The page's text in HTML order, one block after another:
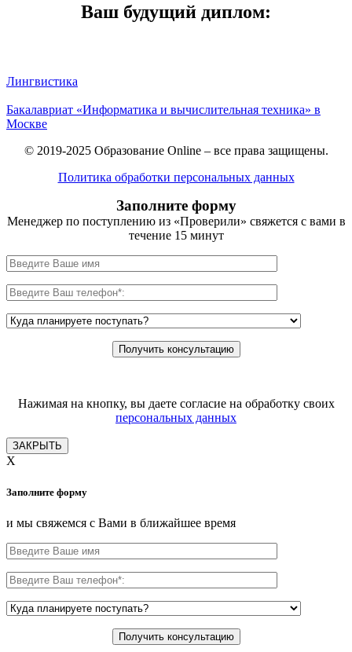
Ваш будущий диплом:
Лингвистика
Бакалавриат «Информатика и вычислительная техника» в
Москве
© 2019-2025 Образование Online – все права защищены.
Политика обработки персональных данных
Заполните форму
Менеджер по поступлению из «Проверили» свяжется с вами в
течение 15 минут
Нажимая на кнопку, вы даете согласие на обработку своих
персональных данных
ЗАКРЫТЬ
X
Заполните форму
и мы свяжемся с Вами в ближайшее время